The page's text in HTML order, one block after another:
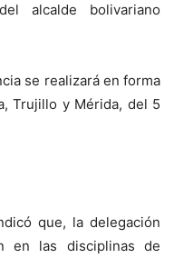
alcalde bolivariano
se realizará en forma
Trujillo y Mérida, del 5
que, la delegación
en las disciplinas de